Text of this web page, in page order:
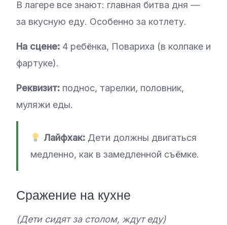
В лагере все знают: главная битва дня —
за вкусную еду. Особенно за котлету.
На сцене: 4 ребёнка, Повариха (в колпаке и
фартуке).
Реквизит: поднос, тарелки, половник,
муляжи еды.
Лайфхак:Дети должны двигаться
медленно, как в замедленной съёмке.
Сражение на кухне
(Дети сидят за столом, ждут еду)